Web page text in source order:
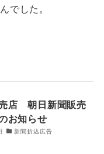
でした。
店 朝日新聞販売
お知らせ
新聞折込広告